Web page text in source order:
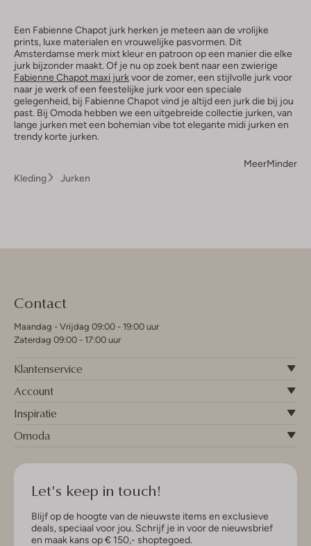
Een Fabienne Chapot jurk herken je meteen aan de vrolijke
prints, luxe materialen en vrouwelijke pasvormen. Dit
Amsterdamse merk mixt kleur en patroon op een manier die elke
jurk bijzonder maakt. Of je nu op zoek bent naar een zwierige
Fabienne Chapot maxi jurk voor de zomer, een stijlvolle jurk voor
naar je werk of een feestelijke jurk voor een speciale
gelegenheid, bij Fabienne Chapot vind je altijd een jurk die bij jou
past. Bij Omoda hebben we een uitgebreide collectie jurken, van
lange jurken met een bohemian vibe tot elegante midi jurken en
trendy korte jurken.
MeerMinder
Kleding
Jurken
Contact
Maandag - Vrijdag 09:00 - 19:00 uur
Zaterdag 09:00 - 17:00 uur
Klantenservice
Account
Inspiratie
Omoda
Let's keep in touch!
Blijf op de hoogte van de nieuwste items en exclusieve
deals, speciaal voor jou. Schrijf je in voor de nieuwsbrief
en maak kans op € 150,- shoptegoed.